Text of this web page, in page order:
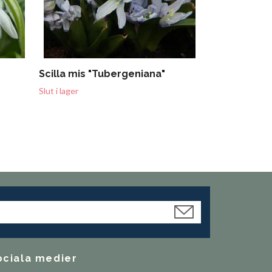
Scilla mis "Tubergeniana"
Slut i lager
medier